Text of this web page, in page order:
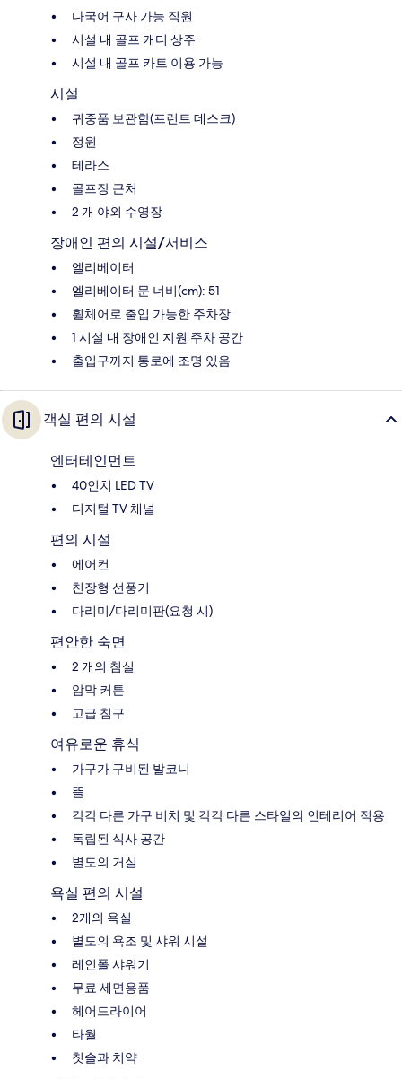
다국어 구사 가능 직원
시설 내 골프 캐디 상주
시설 내 골프 카트 이용 가능
시설
귀중품 보관함(프런트 데스크)
정원
테라스
골프장 근처
2 개 야외 수영장
장애인 편의 시설/서비스
엘리베이터
엘리베이터 문 너비(cm): 51
휠체어로 출입 가능한 주차장
1 시설 내 장애인 지원 주차 공간
출입구까지 통로에 조명 있음
객실 편의 시설
엔터테인먼트
40인치 LED TV
디지털 TV 채널
편의 시설
에어컨
천장형 선풍기
다리미/다리미판(요청 시)
편안한 숙면
2 개의 침실
암막 커튼
고급 침구
여유로운 휴식
가구가 구비된 발코니
뜰
각각 다른 가구 비치 및 각각 다른 스타일의 인테리어 적용
독립된 식사 공간
별도의 거실
욕실 편의 시설
2개의 욕실
별도의 욕조 및 샤워 시설
레인폴 샤워기
무료 세면용품
헤어드라이어
타월
칫솔과 치약